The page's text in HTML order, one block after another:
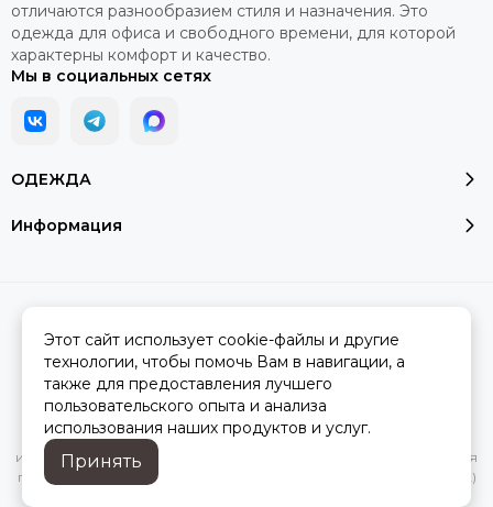
ОДЕЖДА
Информация
отличаются разнообразием стиля и назначения. Это
одежда для офиса и свободного времени, для которой
характерны комфорт и качество.
Мы в социальных сетях
Сделано вMOSK.STUDIOдля платформы InSales
характеристик, стоимости товаров и услуг, носит
информационный характер и ни при каких условиях не является
публичной офертой, определяемой положениями Статьи 437(2)
Этот сайт использует cookie-файлы и другие
технологии, чтобы помочь Вам в навигации, а
также для предоставления лучшего
пользовательского опыта и анализа
использования наших продуктов и услуг.
Принять